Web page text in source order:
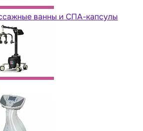
ванны и СПА-капсулы